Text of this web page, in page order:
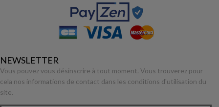
NEWSLETTER
Vous pouvez vous désinscrire à tout moment. Vous trouverez pour
cela nos informations de contact dans les conditions d'utilisation du
site.